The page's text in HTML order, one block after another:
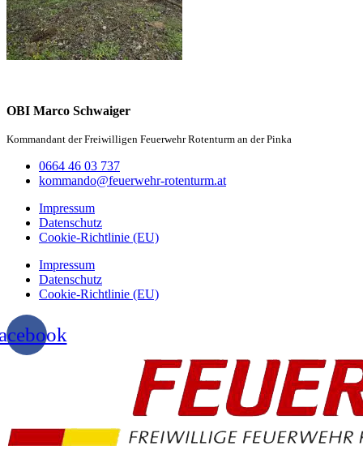
OBI Marco Schwaiger
Kommandant der Freiwilligen Feuerwehr Rotenturm an der Pinka
0664 46 03 737
kommando@feuerwehr-rotenturm.at
Impressum
Datenschutz
Cookie-Richtlinie (EU)
Impressum
Datenschutz
Cookie-Richtlinie (EU)